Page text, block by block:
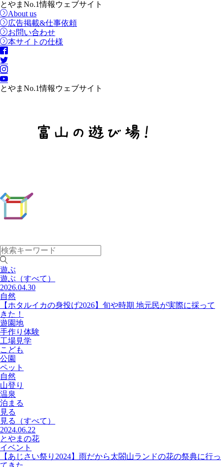
とやまNo.1情報ウェブサイト
About us
広告掲載&仕事依頼
お問い合わせ
本サイトの仕様
とやまNo.1情報ウェブサイト
遊ぶ
遊ぶ （すべて）
2026.04.30
自然
【ホタルイカの身投げ2026】旬や時期 地元民が実際に採って
きた！
遊園地
手作り体験
工場見学
こども
公園
ペット
自然
山登り
温泉
泊まる
見る
見る
（すべて）
2024.06.22
とやまの花
イベント
【あじさい祭り2024】雨だから太閤山ランドの花の祭典に行っ
てきた